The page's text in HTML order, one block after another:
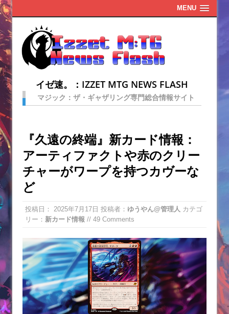
MENU
イゼ速。：IZZET MTG NEWS FLASH
マジック：ザ・ギャザリング専門総合情報サイト
『久遠の終端』新カード情報：
アーティファクトや赤のクリー
チャーがワープを持つカヴーな
ど
投稿日： 2025年7月17日 投稿者： ゆうやん@管理人 カテゴ
リー： 新カード情報 // 49 Comments